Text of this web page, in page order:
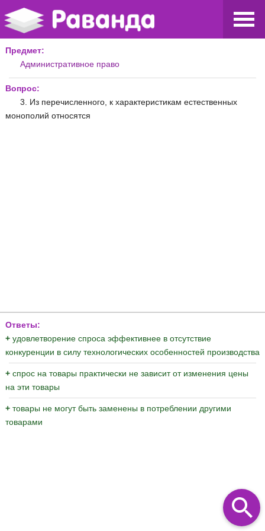
Предмет:
Административное право
Вопрос:
3. Из перечисленного, к характеристикам естественных
монополий относятся
Ответы:
+ удовлетворение спроса эффективнее в отсутствие
конкуренции в силу технологических особенностей производства
+ спрос на товары практически не зависит от изменения цены
на эти товары
+ товары не могут быть заменены в потреблении другими
товарами